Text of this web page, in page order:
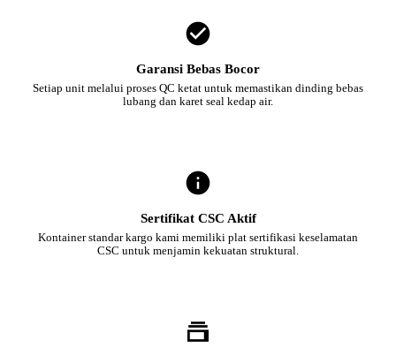
Garansi Bebas Bocor
Setiap unit melalui proses QC ketat untuk memastikan dinding bebas
lubang dan karet seal kedap air.
Sertifikat CSC Aktif
Kontainer standar kargo kami memiliki plat sertifikasi keselamatan
CSC untuk menjamin kekuatan struktural.